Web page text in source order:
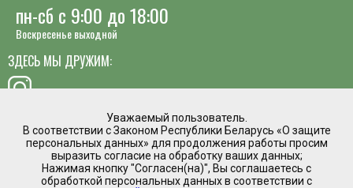
Уважаемый пользователь.
В соответствии с Законом Республики Беларусь «О защите
персональных данных» для продолжения работы просим
выразить согласие на обработку ваших данных;
Нажимая кнопку "Согласен(на)", Вы соглашаетесь с
обработкой персональных данных в соответствии с
пн-сб с 9:00 до 18:00
Воскресенье выходной
ЗДЕСЬ МЫ ДРУЖИМ:
хотите предложить идею, похвалить сотрудника или
пожаловаться?
Написать директору